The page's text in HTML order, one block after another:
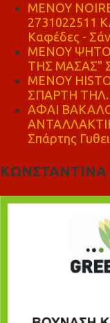
MENOY
2731022511
Καφέδες -
ΜΕΝΟΥ
ΤΗΣ ΜΑΣΑΣ"
ΜΕΝΟΥ
ΣΠΑΡΤΗ ΤΗΛ.
ΑΦΑΙ
Σπάρτης